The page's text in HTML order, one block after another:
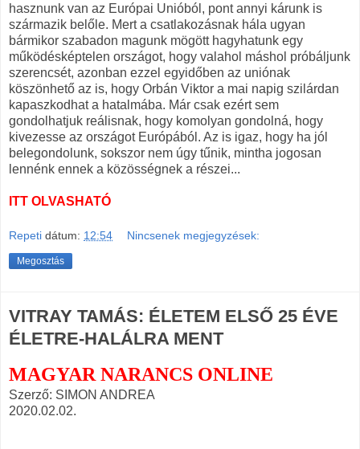
hasznunk van az Európai Unióból, pont annyi kárunk is
származik belőle. Mert a csatlakozásnak hála ugyan
bármikor szabadon magunk mögött hagyhatunk egy
működésképtelen országot, hogy valahol máshol próbáljunk
szerencsét, azonban ezzel egyidőben az uniónak
köszönhető az is, hogy Orbán Viktor a mai napig szilárdan
kapaszkodhat a hatalmába. Már csak ezért sem
gondolhatjuk reálisnak, hogy komolyan gondolná, hogy
kivezesse az országot Európából. Az is igaz, hogy ha jól
belegondolunk, sokszor nem úgy tűnik, mintha jogosan
lennénk ennek a közösségnek a részei...
ITT OLVASHATÓ
Repeti dátum: 12:54 Nincsenek megjegyzések:
Megosztás
VITRAY TAMÁS: ÉLETEM ELSŐ 25 ÉVE
ÉLETRE-HALÁLRA MENT
MAGYAR NARANCS ONLINE
Szerző: SIMON ANDREA
2020.02.02.